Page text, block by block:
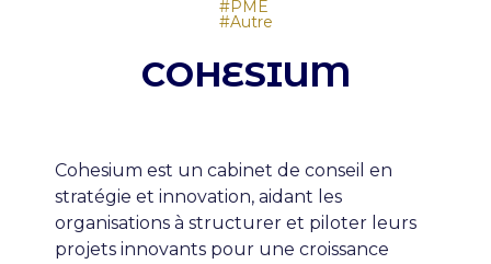
Type de structure
PME
Ambition
Autre
COHESIUM
Cohesium est un cabinet de conseil en
stratégie et innovation, aidant les
organisations à structurer et piloter leurs
projets innovants pour une croissance